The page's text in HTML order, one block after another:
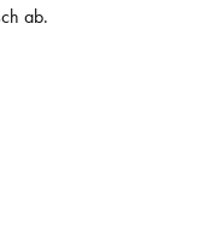
ab.